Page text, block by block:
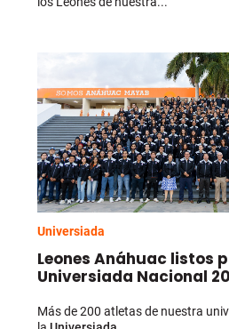
Universiada
Leones Anáhuac listos
Universiada Nacional
Más de 200 atletas de nuestra